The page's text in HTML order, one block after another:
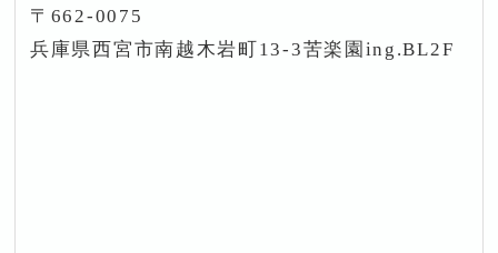
〒662-0075
兵庫県西宮市南越木岩町13-3苦楽園ing.BL2F